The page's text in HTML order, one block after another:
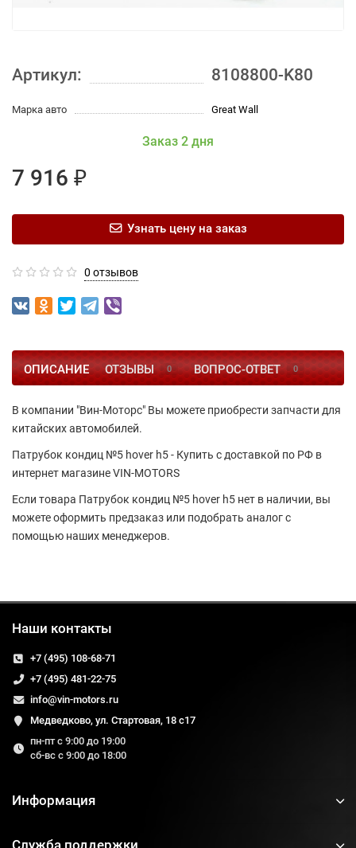
Артикул: 8108800-K80
Марка авто Great Wall
Заказ 2 дня
7 916 ₽
Узнать цену на заказ
0 отзывов
ОПИСАНИЕ ОТЗЫВЫ 0 ВОПРОС-ОТВЕТ 0
В компании "Вин-Моторс" Вы можете приобрести запчасти для
китайских автомобилей.
Патрубок кондиц №5 hover h5 - Купить с доставкой по РФ в
интернет магазине VIN-MOTORS
Если товара Патрубок кондиц №5 hover h5 нет в наличии, вы
можете оформить предзаказ или подобрать аналог с
помощью наших менеджеров.
Наши контакты
+7 (495) 108-68-71
+7 (495) 481-22-75
info@vin-motors.ru
Медведково, ул. Стартовая, 18 с17
пн-пт с 9:00 до 19:00
сб-вс с 9:00 до 18:00
Информация
Служба поддержки